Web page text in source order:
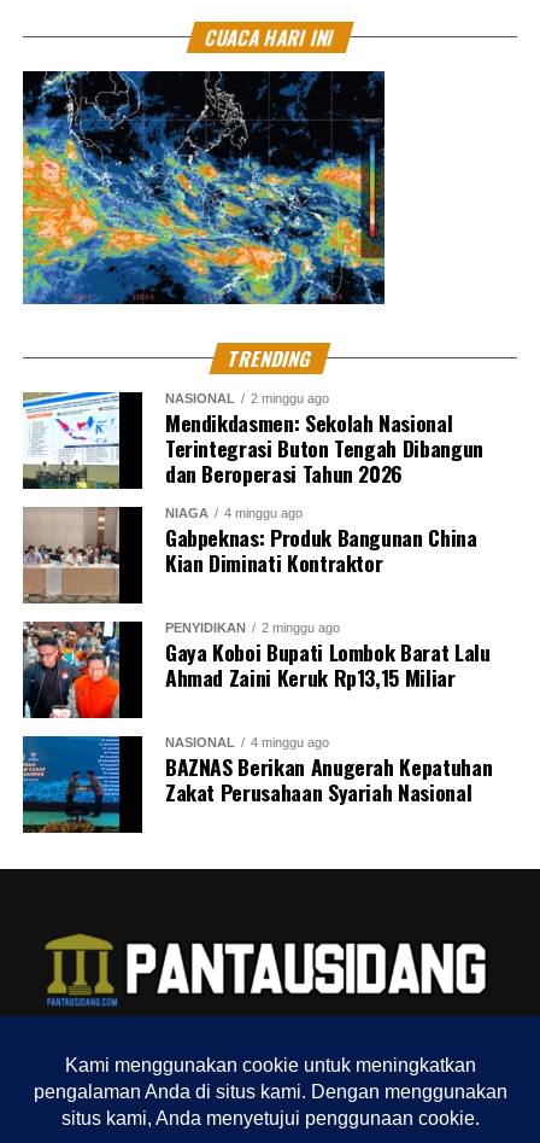
Dirkeu TSS dan Manager Precast diperiksa Sebagai
Saksi Korupsi Dana Waskita
DON'T MISS
Simon Sutjipto, Panggilan Perbaiki Wihara Klenteng
Muhammad Shiddiq
Senior Jurnalis Pantau Sidang By PT Kilas Pewarta Media
CUACA HARI INI
TRENDING
NASIONAL 2 minggu ago
Mendikdasmen: Sekolah Nasional
Terintegrasi Buton Tengah Dibangun
dan Beroperasi Tahun 2026
NIAGA 4 minggu ago
Gabpeknas: Produk Bangunan China
Kian Diminati Kontraktor
PENYIDIKAN 2 minggu ago
Gaya Koboi Bupati Lombok Barat Lalu
Ahmad Zaini Keruk Rp13,15 Miliar
NASIONAL 4 minggu ago
BAZNAS Berikan Anugerah Kepatuhan
Zakat Perusahaan Syariah Nasional